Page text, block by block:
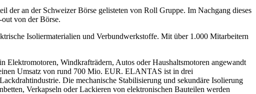
an der Schweizer Börse gelisteten von Roll Gruppe. Im Nachgang dieses
von der Börse.
Isoliermaterialien und Verbundwerkstoffe. Mit über 1.000 Mitarbeitern
Windkrafträdern, Autos oder Haushaltsmotoren angewandt
Umsatz von rund 700 Mio. EUR. ELANTAS ist in drei
Die mechanische Stabilisierung und sekundäre Isolierung
Verkapseln oder Lackieren von elektronischen Bauteilen werden